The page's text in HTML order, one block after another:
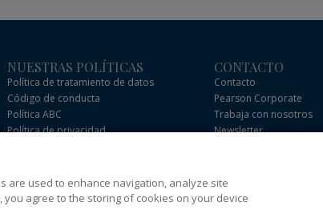
NUESTRAS POLÍTICAS
Política de tratamiento de datos
Código de conducta
Política ABC
Política de privacidad
CONTACTO
Contacto
Pearson Corporate
Trabaja con nosotros
Newsletter
those for text and data mining and training of artificial
are used to enhance navigation, analyze site
you agree to the storing of cookies on your device